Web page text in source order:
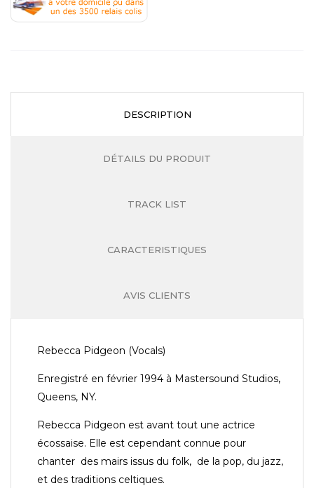
.
DESCRIPTION
DÉTAILS DU PRODUIT
TRACK LIST
CARACTERISTIQUES
AVIS CLIENTS
Rebecca Pidgeon (Vocals)
Enregistré en février 1994 à Mastersound Studios,
Queens, NY.
Rebecca Pidgeon est avant tout une actrice
écossaise. Elle est cependant connue pour
chanter des mairs issus du folk, de la pop, du jazz,
et des traditions celtiques.